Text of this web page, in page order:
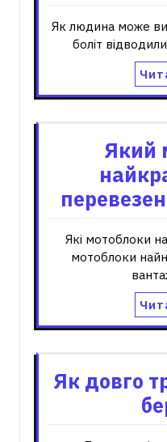
Як людина може
боліт
Який
Які мотоблоки
мотоблоки
Як довго